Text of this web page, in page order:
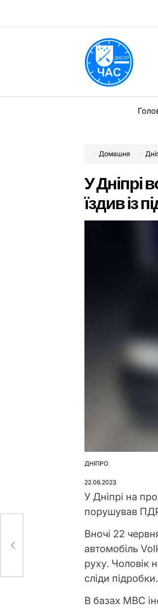
вмісту
Домашня
У Дніпрі
їздив із
ОПУБЛІКУВАТИ
ДНІПРО
22.06.2023
У Дніпрі на
порушував
Вночі 22
автомобіль
руху. Чоловік
сліди підробки.
В базах МВС